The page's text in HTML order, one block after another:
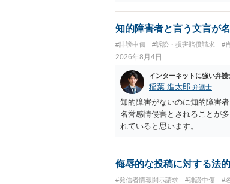
知的障害者と言う文言が
#誹謗中傷 #訴訟・損害賠償請求 #
2026年8月4日
インターネットに強い弁護
稲葉 進太郎 弁護士
知的障害がないのに知的障害
名誉感情侵害とされることが
れていると思います。
侮辱的な投稿に対する法
#発信者情報開示請求 #誹謗中傷 #